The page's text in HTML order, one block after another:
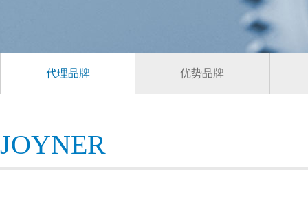
代理品牌 优势品牌
JOYNER